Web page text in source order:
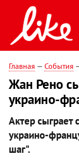
Главная — События
Жан Рено
украино-
Актер
украино-
шаг".